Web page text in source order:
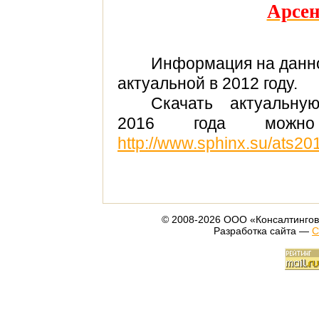
Информация на
актуальной в 2012 году.
Скачать
2016 года
http://www.sphinx.su/
© 2008-2026 ООО
Разработка сайта —